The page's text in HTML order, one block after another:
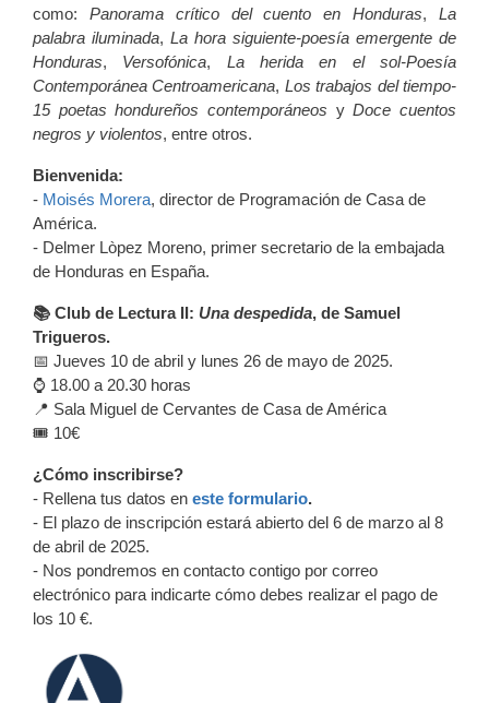
como: Panorama crítico del cuento en Honduras,La
palabra iluminada, La hora siguiente-poesía emergente de
Honduras, Versofónica, La herida en el sol-Poesía
Contemporánea Centroamericana, Los trabajos del tiempo-
15 poetas hondureños contemporáneos yDoce cuentos
negros y violentos, entre otros.
Bienvenida:
- Moisés Morera, director de Programación de Casa de
América.
- Delmer Lòpez Moreno, primer secretario de la embajada
de Honduras en España.
📚 Club de Lectura II: Una despedida, de Samuel
Trigueros.
📅 Jueves 10 de abril y lunes 26 de mayo de 2025.
⌚ 18.00 a 20.30 horas
📍 Sala Miguel de Cervantes de Casa de América
🎟️ 10€
¿Cómo inscribirse?
- Rellena tus datos en este formulario.
- El plazo de inscripción estará abierto del 6 de marzo al 8
de abril de 2025.
- Nos pondremos en contacto contigo por correo
electrónico para indicarte cómo debes realizar el pago de
los 10 €.